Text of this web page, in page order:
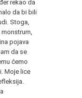
rekao da
da bi bili
Stoga,
pojava
da se
ćemo
Moje lice